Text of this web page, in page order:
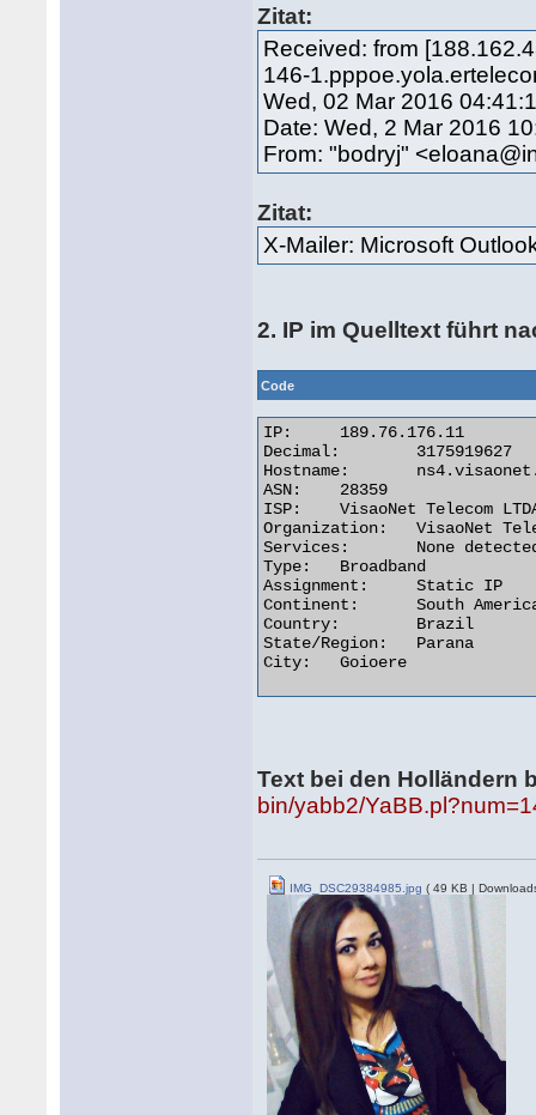
Zitat:
Received: from
146-
Wed, 02 Mar 2016
Date: Wed, 2 Mar 2016
From: "bodryj"
Zitat:
X-Mailer: Microsoft
2. IP im Quelltext führt
Code
IP:	189.76.176.11
Decimal:	3175919627
Hostname:	ns4.visaonet.com.br
ASN:	28359
ISP:	VisaoNet Telecom LTDA
Organization:	VisaoNet Telecom LTDA
Services:	None detected
Type:	Broadband
Assignment:	Static IP
Continent:	South America
Country:	Brazil
State/Region:	Parana
City:	Goioere
Text bei den Holländern
bin/yabb2/
IMG_DSC29384985.jpg ( 49 KB |